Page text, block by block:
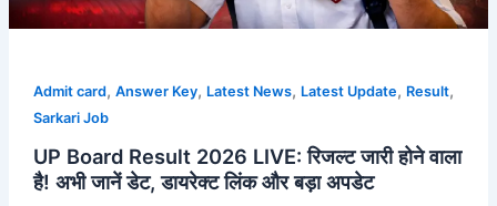
Admit card, Answer Key, Latest News, Latest Update, Result,
Sarkari Job
UP Board Result 2026 LIVE: रिजल्ट जारी होने वाला
है! अभी जानें डेट, डायरेक्ट लिंक और बड़ा अपडेट